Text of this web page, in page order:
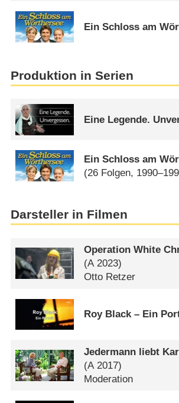
Ein Schloss am
Produktion in Serien
Eine Legende.
Ein Schloss am
(26 Folgen,
Darsteller in Filmen
Operation White
(A2023)
Otto Retzer
Roy Black – Ein
Jedermann liebt
(A 2017)
Moderation